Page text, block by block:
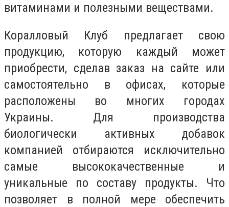
витаминами и полезными веществами.
Коралловый Клуб предлагает свою
продукцию, которую каждый может
приобрести, сделав заказ на сайте или
самостоятельно в офисах, которые
расположены во многих городах
Украины. Для производства
биологически активных добавок
компанией отбираются исключительно
самые высококачественные и
уникальные по составу продукты. Что
позволяет в полной мере обеспечить